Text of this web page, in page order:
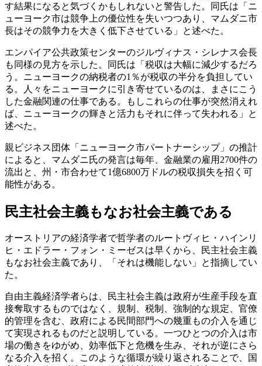
す結果になると気づくかもしれないと警告した。同氏は「ニ
ューヨーク市は競争上の優位性を失いつつあり、マムダニ市
長はその競争力を大きく低下させている」と述べた。
エンパイア公共政策センターのジルヴィナス・シレナス会長
も同様の見方を示した。同氏は「税収は大幅に減少するだろ
う。ニューヨークの納税者の1％が税収の半分を負担してい
る。人々をニューヨークに引き寄せているのは、まさにこう
した金融関連の仕事である。もしこれらの仕事が突然消えれ
ば、ニューヨークの輝きと活力もそれに伴って失われる」と
述べた。
親ビジネス団体「ニューヨーク市パートナーシップ」の推計
によると、マムダニ氏の発言は毎年、金融業の雇用2700件の
流出と、州・市合わせて1億6800万ドルの税収損失を招く可
能性がある。
民主社会主義もなお社会主義である
オーストリアの経済学者で哲学者のルートヴィヒ・ハインリ
ヒ・エドラー・フォン・ミーゼスは早くから、民主社会主義
もなお社会主義であり、「それは機能しない」と指摘してい
た。
自由主義経済学者らは、民主社会主義は政府が生産手段を直
接奪取するものではなく、規制、税制、強制的な規定、官僚
的管理を含む、政府による民間部門への幾重もの介入を通じ
て実現されるものだと説明している。一つひとつの介入は市
場の働きをゆがめ、効率低下と危機を生み、それが逆にさら
なる介入を招く。このような循環が繰り返されることで、国